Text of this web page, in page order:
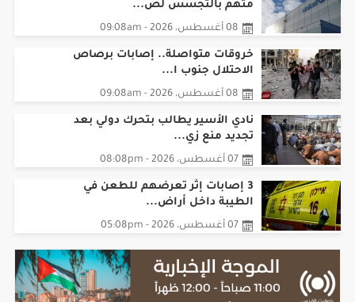
متهم بالتجسس لص...
08 أغسطس، 2026 - 09:08am
خروقات متواصلة.. إصابات برصاص
الاحتلال جنوب ا...
08 أغسطس، 2026 - 09:08am
نادي الأسير يطالب بتحرك دولي بعد
تجديد منع زي...
07 أغسطس، 2026 - 08:08pm
3 إصابات إثر تعرضهم للطعن في
الطيبة داخل أراض...
07 أغسطس، 2026 - 05:08pm